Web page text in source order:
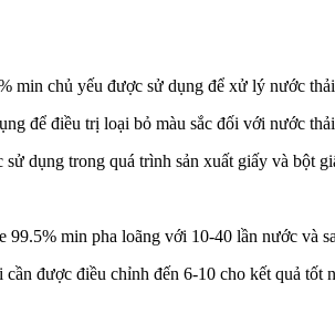
min chủ yếu được sử dụng để xử lý nước
để điều trị loại bỏ màu sắc đối với nước
dụng trong quá trình sản xuất giấy và bột
min pha loãng với 10-40 lần nước và
được điều chỉnh đến 6-10 cho kết quả tốt